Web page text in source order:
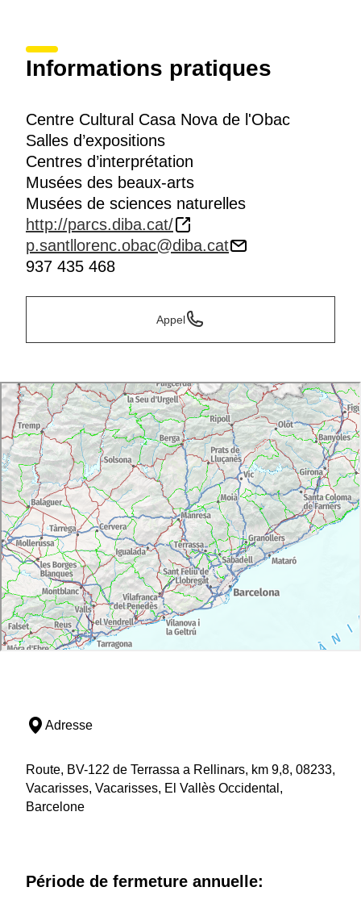
Informations pratiques
Centre Cultural Casa Nova de l'Obac
Salles d’expositions
Centres d’interprétation
Musées des beaux-arts
Musées de sciences naturelles
http://parcs.diba.cat/
p.santllorenc.obac@diba.cat
937 435 468
Appel
Adresse
Route, BV-122 de Terrassa a Rellinars, km 9,8, 08233,
Vacarisses, Vacarisses, El Vallès Occidental,
Barcelone
Période de fermeture annuelle: